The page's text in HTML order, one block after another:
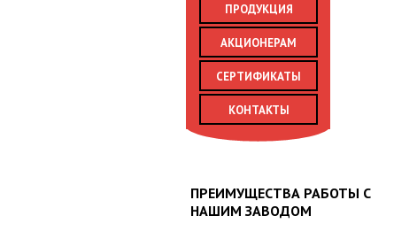
ПРОДУКЦИЯ
АКЦИОНЕРАМ
СЕРТИФИКАТЫ
КОНТАКТЫ
ПРЕИМУЩЕСТВА РАБОТЫ С
НАШИМ ЗАВОДОМ